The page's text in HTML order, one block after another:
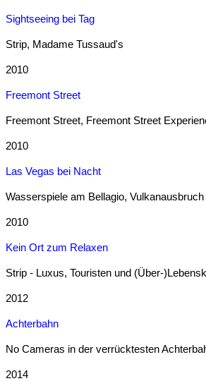
Sightseeing bei Tag
Strip, Madame Tussaud's
2010
Freemont Street
Freemont Street, Freemont Street
2010
Las Vegas bei Nacht
Wasserspiele am Bellagio,
2010
Kein Ort zum Relaxen
Strip - Luxus, Touristen und (Über-
2012
Achterbahn
No Cameras in der verrücktesten
2014